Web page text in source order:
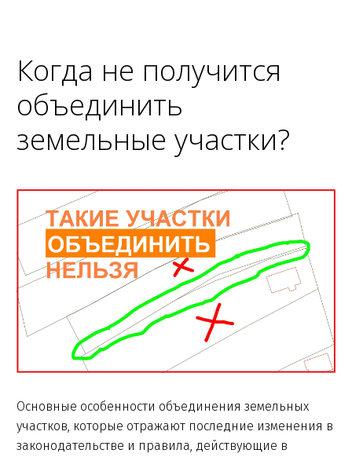
Когда не получится
объединить
земельные участки?
Основные особенности объединения земельных
участков, которые отражают последние изменения в
законодательстве и правила, действующие в